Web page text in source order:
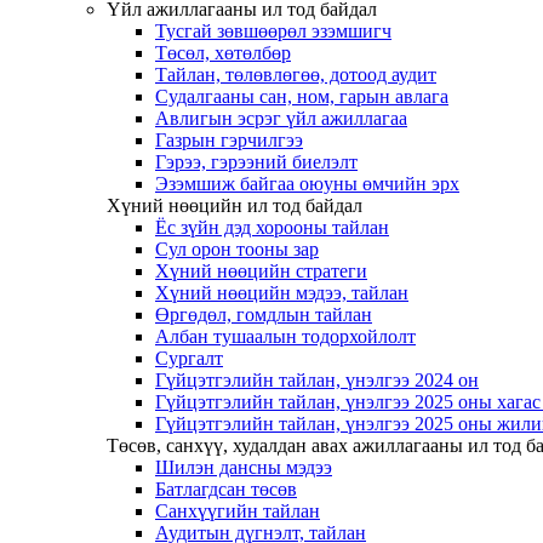
Үйл ажиллагааны ил тод байдал
Тусгай зөвшөөрөл эзэмшигч
Төсөл, хөтөлбөр
Тайлан, төлөвлөгөө, дотоод аудит
Судалгааны сан, ном, гарын авлага
Авлигын эсрэг үйл ажиллагаа
Газрын гэрчилгээ
Гэрээ, гэрээний биелэлт
Эзэмшиж байгаа оюуны өмчийн эрх
Хүний нөөцийн ил тод байдал
Ёс зүйн дэд хорооны тайлан
Сул орон тооны зар
Хүний нөөцийн стратеги
Хүний нөөцийн мэдээ, тайлан
Өргөдөл, гомдлын тайлан
Албан тушаалын тодорхойлолт
Сургалт
Гүйцэтгэлийн тайлан, үнэлгээ 2024 он
Гүйцэтгэлийн тайлан, үнэлгээ 2025 оны
Гүйцэтгэлийн тайлан, үнэлгээ 2025 оны
Төсөв, санхүү, худалдан авах ажиллагааны ил тод
Шилэн дансны мэдээ
Батлагдсан төсөв
Санхүүгийн тайлан
Аудитын дүгнэлт, тайлан